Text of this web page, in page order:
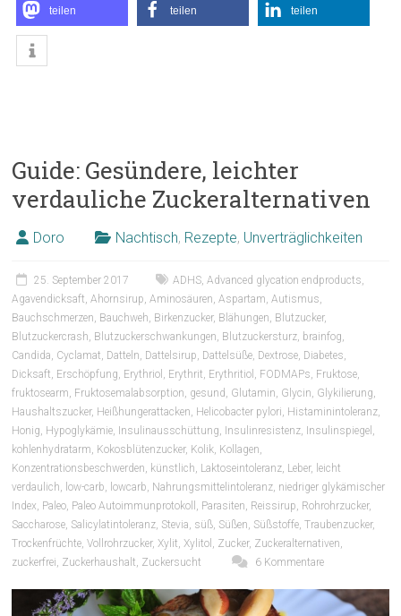
teilen teilen teilen
Guide: Gesündere, leichter
verdauliche Zuckeralternativen
Doro Nachtisch, Rezepte, Unverträglichkeiten
25. September 2017 ADHS,Advanced glycation endproducts,
Agavendicksaft,Ahornsirup,Aminosäuren,Aspartam,Autismus,
Bauchschmerzen, Bauchweh, Birkenzucker, Blähungen, Blutzucker,
Blutzuckercrash, Blutzuckerschwankungen, Blutzuckersturz, brainfog,
Candida, Cyclamat, Datteln, Dattelsirup, Dattelsüße, Dextrose, Diabetes,
Dicksaft, Erschöpfung, Erythriol , Erythrit, Erythritiol , FODMAPs, Fruktose,
fruktosearm, Fruktosemalabsorption, gesund , Glutamin, Glycin, Glykilierung,
Haushaltszucker, Heißhungerattacken, Helicobacter pylori, Histaminintoleranz,
Honig, Hypoglykämie, Insulinausschüttung, Insulinresistenz, Insulinspiegel ,
kohlenhydratarm, Kokosblütenzucker, Kolik, Kollagen,
Konzentrationsbeschwerden, künstlich, Laktoseintoleranz, Leber, leicht
verdaulich, low-carb, lowcarb, Nahrungsmittelintoleranz, niedriger glykämischer
Index, Paleo, Paleo Autoimmunprotokoll , Parasiten, Reissirup, Rohrohrzucker,
Saccharose, Salicylatintoleranz, Stevia, süß, Süßen, Süßstoffe,Traubenzucker,
Trockenfrüchte,Vollrohrzucker,Xylit,Xylitol , Zucker, Zuckeralternativen,
zuckerfrei, Zuckerhaushalt, Zuckersucht 6 Kommentare